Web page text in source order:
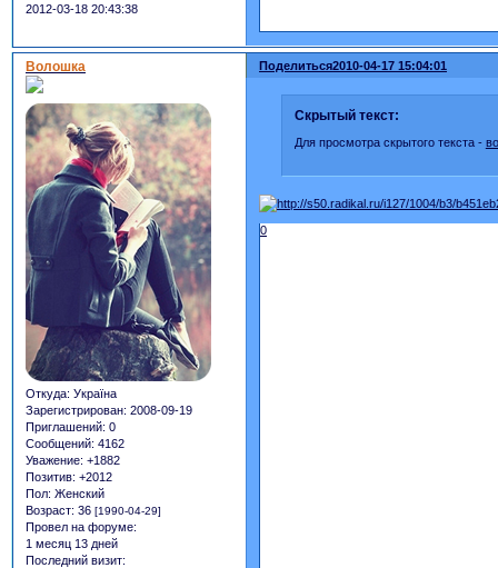
2012-03-18 20:43:38
Поделиться2010-04-17 15:04:01
Волошка
Откуда: Україна
Зарегистрирован: 2008-09-19
Приглашений: 0
Сообщений: 4162
Уважение: +1882
Позитив: +2012
Пол: Женский
Возраст: 36 [1990-04-29]
Провел на форуме:
1 месяц 13 дней
Последний визит:
Скрытый текст:
Для просмотра скрытого текста -
0